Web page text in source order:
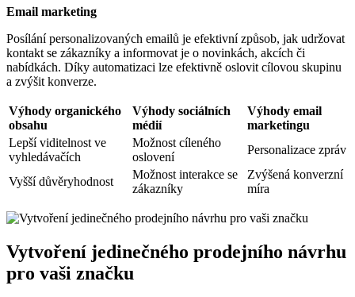
Email marketing
Posílání personalizovaných emailů je efektivní způsob, jak udržovat
kontakt se zákazníky a informovat je o novinkách, akcích či
nabídkách. Díky automatizaci lze efektivně oslovit cílovou skupinu
a zvýšit konverze.
Výhody organického
obsahu
Výhody sociálních
médií
Výhody email
marketingu
Lepší viditelnost ve
vyhledávačích
Možnost cíleného
oslovení
Personalizace zpráv
Vyšší důvěryhodnost
Možnost interakce se
zákazníky
Zvýšená konverzní
míra
Vytvoření jedinečného prodejního návrhu
pro vaši značku